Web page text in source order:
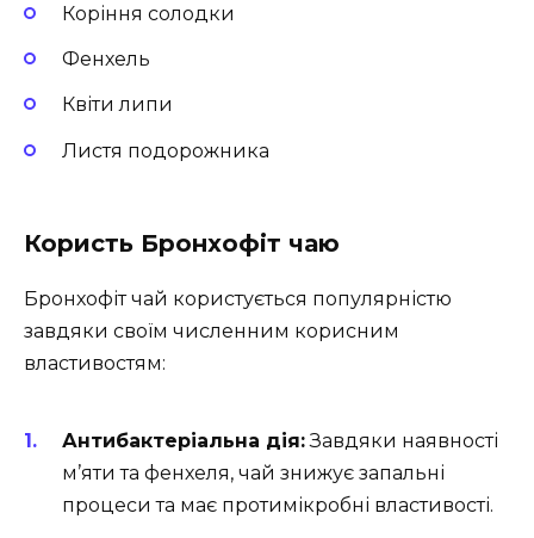
Коріння солодки
Фенхель
Квіти липи
Листя подорожника
Користь Бронхофіт чаю
Бронхофіт чай користується популярністю
завдяки своїм численним корисним
властивостям:
Антибактеріальна дія:Завдяки наявності
м’яти та фенхеля, чай знижує запальні
процеси та має протимікробні властивості.